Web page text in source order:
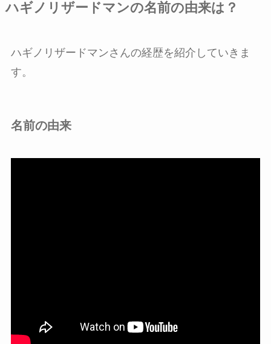
ハギノリザードマンの名前の由来は？
ハギノリザードマンさんの経歴を紹介していきま
す。
名前の由来